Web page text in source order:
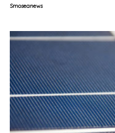
Smoseanews